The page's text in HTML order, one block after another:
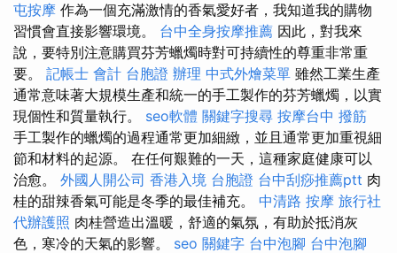
屯按摩 作為一個充滿激情的香氣愛好者，我知道我的購物
習慣會直接影響環境。 台中全身按摩推薦 因此，對我來
說，要特別注意購買芬芳蠟燭時對可持續性的尊重非常重
要。 記帳士 會計 台胞證 辦理 中式外燴菜單 雖然工業生產
通常意味著大規模生產和統一的手工製作的芬芳蠟燭，以實
現個性和質量執行。 seo軟體 關鍵字搜尋 按摩台中 撥筋
手工製作的蠟燭的過程通常更加細緻，並且通常更加重視細
節和材料的起源。 在任何艱難的一天，這種家庭健康可以
治愈。 外國人開公司 香港入境 台胞證 台中刮痧推薦ptt 肉
桂的甜辣香氣可能是冬季的最佳補充。 中清路 按摩 旅行社
代辦護照 肉桂營造出溫暖，舒適的氣氛，有助於抵消灰
色，寒冷的天氣的影響。 seo 關鍵字 台中泡腳 台中泡腳